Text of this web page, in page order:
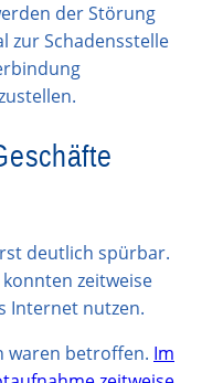
der Störung
zur Schadensstelle
deutlich spürbar.
zeitweise
Internet nutzen.
waren betroffen. Im